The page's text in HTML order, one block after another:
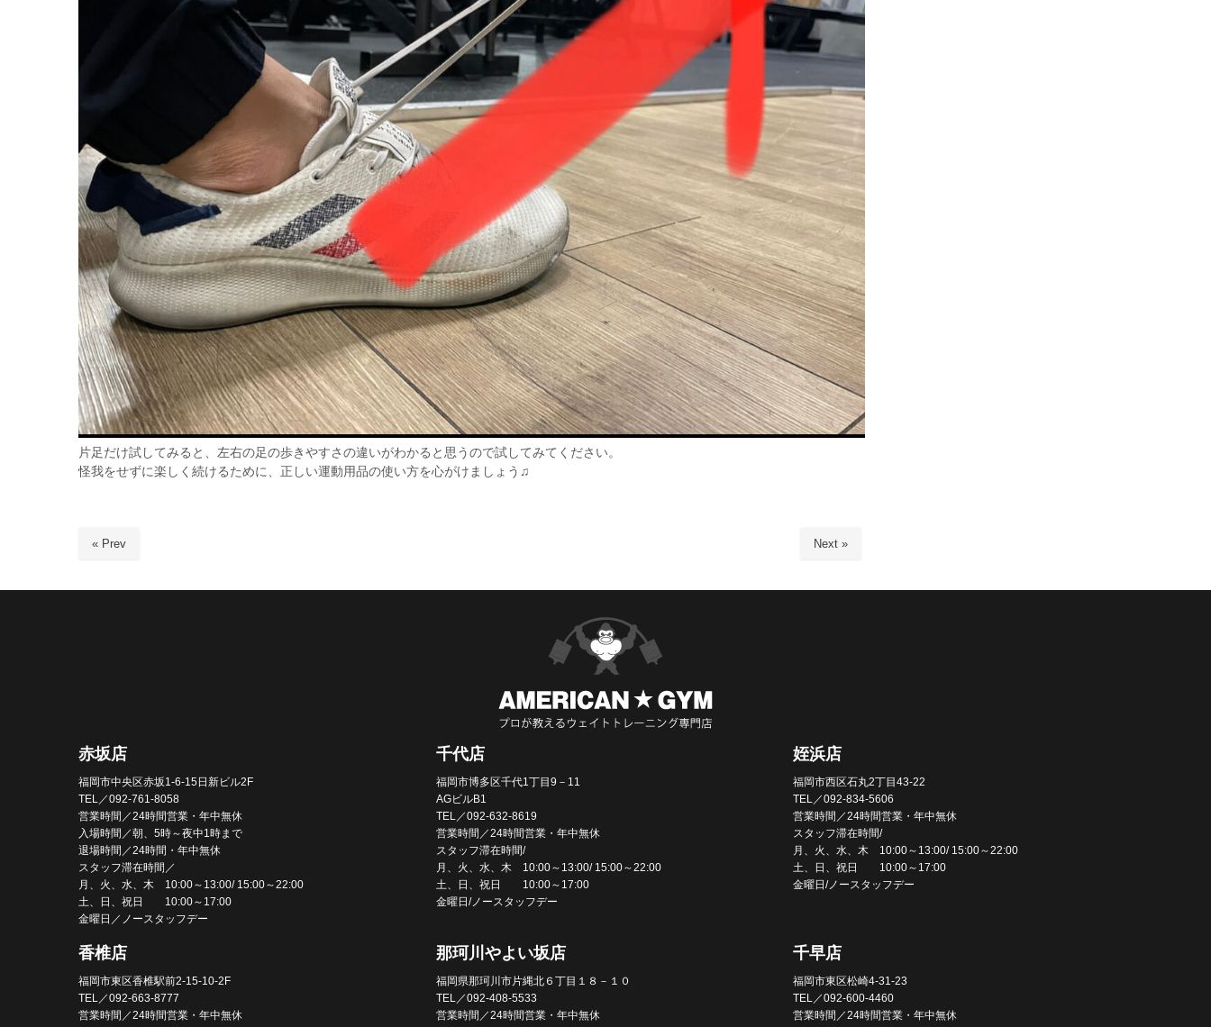
片足だけ試してみると、左右の足の歩きやすさの違いがわかると思うので試してみてください。
怪我をせずに楽しく続けるために、正しい運動用品の使い方を心がけましょう♫
« Prev Next »
赤坂店
福岡市中央区赤坂1-6-15日新ビル2F
TEL／092-761-8058
営業時間／24時間営業・年中無休
入場時間／朝、5時～夜中1時まで
退場時間／24時間・年中無休
スタッフ滞在時間／
月、火、水、木 10:00～13:00/ 15:00～22:00
土、日、祝日 10:00～17:00
金曜日／ノースタッフデー
千代店
福岡市博多区千代1丁目9－11
AGビルB1
TEL／092-632-8619
営業時間／24時間営業・年中無休
スタッフ滞在時間/
月、火、水、木 10:00～13:00/ 15:00～22:00
土、日、祝日 10:00～17:00
金曜日/ノースタッフデー
姪浜店
福岡市西区石丸2丁目43-22
TEL／092-834-5606
営業時間／24時間営業・年中無休
スタッフ滞在時間/
月、火、水、木 10:00～13:00/ 15:00～22:00
土、日、祝日 10:00～17:00
金曜日/ノースタッフデー
香椎店
福岡市東区香椎駅前2-15-10-2F
TEL／092-663-8777
営業時間／24時間営業・年中無休
那珂川やよい坂店
福岡県那珂川市片縄北６丁目１８－１０
TEL／092-408-5533
営業時間／24時間営業・年中無休
千早店
福岡市東区松崎4-31-23
TEL／092-600-4460
営業時間／24時間営業・年中無休